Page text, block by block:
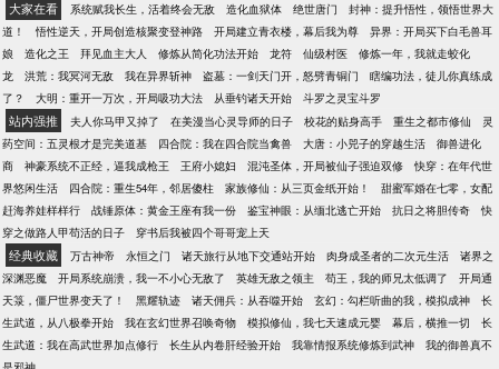
大家在看 系统赋我长生，活着终会无敌 造化血狱体 绝世唐门
封神：提升悟性，领悟世界大
道！
悟性逆天，开局创造核聚变登神路 开局建立青衣楼，幕后我为尊
异界：开局买下白毛兽耳
娘
造化之王 拜见血主大人 修炼从简化功法开始 龙符 仙级村医
修炼一年，我就走蛟化
龙
洪荒：我冥河无敌 我在异界斩神 盗墓：一剑天门开，怒劈青铜门
瞎编功法，徒儿你真练成
了？
大明：重开一万次，开局吸功大法 从垂钓诸天开始 斗罗之灵宝斗罗
站内强推 夫人你马甲又掉了 在美漫当心灵导师的日子 校花的贴身高手 重生之都市修仙
灵
药空间：五灵根才是完美道基
四合院：我在四合院当禽兽 大唐：小兕子的穿越生活
御兽进化
商
神豪系统不正经，逼我成枪王 王府小媳妇 混沌圣体，开局被仙子强迫双修
快穿：在年代世
界悠闲生活
四合院：重生54年，邻居傻柱 家族修仙：从三页金纸开始！
甜蜜军婚在七零，女配
赶海养娃样样行
战锤原体：黄金王座有我一份 鉴宝神眼：从缅北逃亡开始 抗日之将胆传奇
快
穿之做路人甲苟活的日子
穿书后我被四个哥哥宠上天
经典收藏 万古神帝 永恒之门 诸天旅行从地下交通站开始 肉身成圣者的二次元生活
诸界之
深渊恶魔
开局系统崩溃，我一不小心无敌了 英雄无敌之领主 苟王，我的师兄太低调了
开局通
天箓，僵尸世界变天了！
黑耀轨迹 诸天佣兵：从吞噬开始 玄幻：勾栏听曲的我，模拟成神
长
生武道，从八极拳开始
我在玄幻世界召唤奇物 模拟修仙，我七天速成元婴 幕后，横推一切
长
生武道：我在高武世界加点修行
长生从内卷肝经验开始 我靠情报系统修炼到武神
我的御兽真不